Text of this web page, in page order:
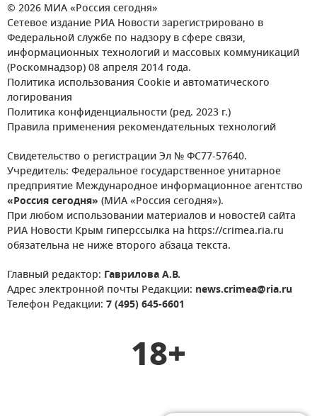
© 2026 МИА «Россия сегодня»
Сетевое издание РИА Новости зарегистрировано в
Федеральной службе по надзору в сфере связи,
информационных технологий и массовых коммуникаций
(Роскомнадзор) 08 апреля 2014 года.
Политика использования Cookie и автоматического
логирования
Политика конфиденциальности (ред. 2023 г.)
Правила применения рекомендательных технологий
Свидетельство о регистрации Эл № ФС77-57640.
Учредитель: Федеральное государственное унитарное
предприятие Международное информационное агентство
«Россия сегодня» (МИА «Россия сегодня»).
При любом использовании материалов и новостей сайта
РИА Новости Крым гиперссылка на https://crimea.ria.ru
обязательна не ниже второго абзаца текста.
Главный редактор: Гаврилова А.В.
Адрес электронной почты Редакции: news.crimea@ria.ru
Телефон Редакции: 7 (495) 645-6601
18+